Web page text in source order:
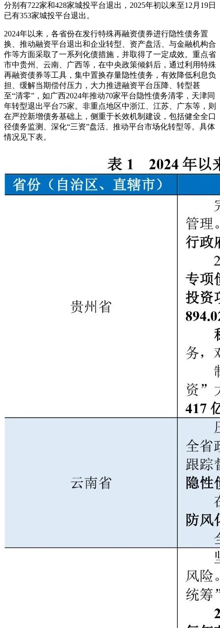
分别有722家和428家城投平台退出，2025年初以来至12月19日
已有353家城投平台退出。
2024年以来，各省份在发行特殊再融资债券进行隐性债务置
换、推动融资平台退出和企业转型、资产盘活、与金融机构合
作等方面采取了一系列化债措施，并取得了一定成效。重点省
市中贵州、云南、广西等，在中央政策倾斜后，通过利用特殊
再融资债券等工具，集中置换存量隐性债务，有效降低利息负
担、缓解当期偿付压力，大力推进融资平台压降、转型甚
至“清零”，如广西2024年推动70家平台隐性债务清零，天津同
年转型退出平台75家。非重点地区中浙江、江苏、广东等，则
在严控新增债务基础上，侧重于长效机制建设，包括健全全口
径债务监测、深化“三资”盘活、推动平台市场化转型等。具体
情况见下表。